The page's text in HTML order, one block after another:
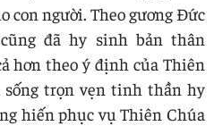
con người. Theo gương Đức
đã hy sinh bản thân
hơn theo ý định của Thiên
sống trọn vẹn tinh thần hy
hiến phục vụ Thiên Chúa